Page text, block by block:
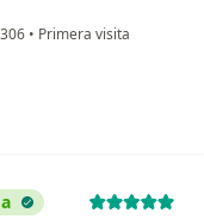
• Primera visita